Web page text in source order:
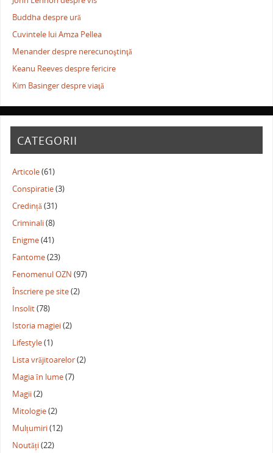
Buddha despre ură
Cuvintele lui Amza Pellea
Menander despre nerecunoştinţă
Keanu Reeves despre fericire
Kim Basinger despre viaţă
CATEGORII
Articole(61)
Conspiratie(3)
Credință(31)
Criminali(8)
Enigme(41)
Fantome(23)
Fenomenul OZN (97)
Înscriere pe site(2)
Insolit(78)
Istoria magiei(2)
Lifestyle(1)
Lista vrăjitoarelor(2)
Magia în lume(7)
Magii(2)
Mitologie(2)
Mulțumiri(12)
Noutăți(22)